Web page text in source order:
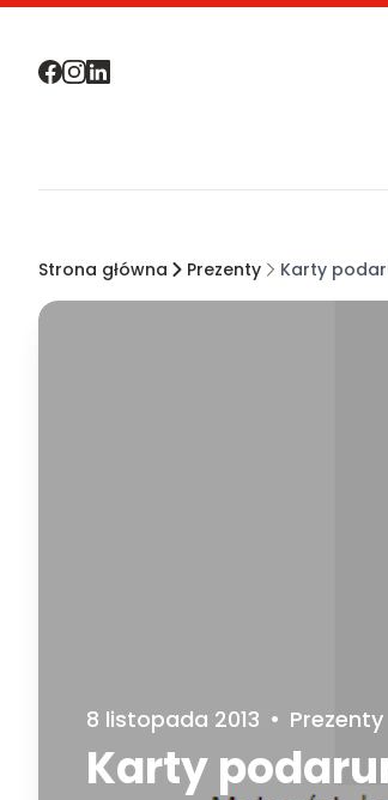
Strona główna Prezenty Karty
8 listopada 2013 • Prezenty
Karty